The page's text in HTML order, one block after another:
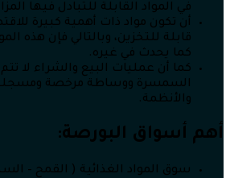
في المواد القابلة للتبادل فيها
أن تكون مواد ذات أهمية كبيرة
قابلة للتخزين، وبالتالي فإن هذه
كما يحدث في غيره.
كما أن عمليات البيع والشراء لا
السمسرة ووساطة مرخصة
والأنظمة.
أهم أسواق البورصة:
سوق المواد الغذائية ( القمح –